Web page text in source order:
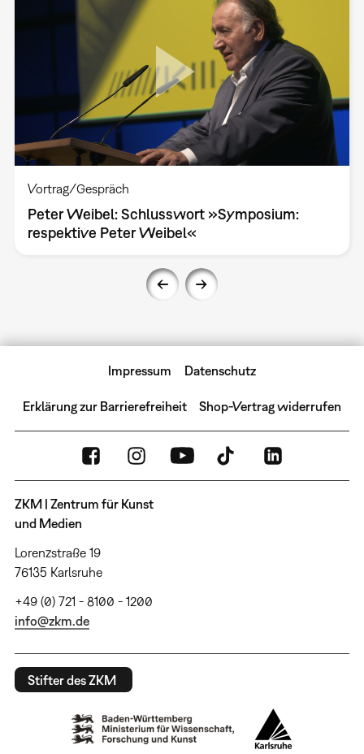
Vortrag/Gespräch
Peter Weibel: Schlusswort »Symposium:
respektive Peter Weibel«
Impressum Datenschutz
Erklärung zur Barrierefreiheit Shop-Vertrag widerrufen
ZKM | Zentrum für Kunst
und Medien
Lorenzstraße 19
76135 Karlsruhe
+49 (0) 721 - 8100 - 1200
info@zkm.de
Stifter des ZKM